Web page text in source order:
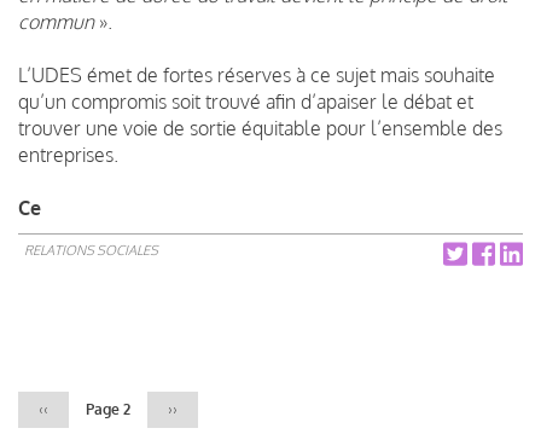
commun».
L’UDES émet de fortes réserves à ce sujet mais souhaite
qu’un compromis soit trouvé afin d’apaiser le débat et
trouver une voie de sortie équitable pour l’ensemble des
entreprises.
Ce
RELATIONS SOCIALES
Page
précédente
‹‹ Page 2
Page
››